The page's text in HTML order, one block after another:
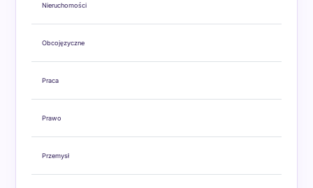
Nieruchomości
Obcojęzyczne
Praca
Prawo
Przemysł